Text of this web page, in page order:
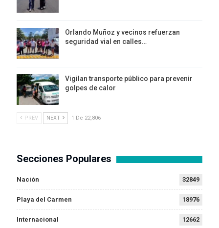
Orlando Muñoz y vecinos refuerzan
seguridad vial en calles…
Vigilan transporte público para prevenir
golpes de calor
PREV NEXT 1 De 22,806
Secciones Populares
Nación 32849
Playa del Carmen 18976
Internacional 12662